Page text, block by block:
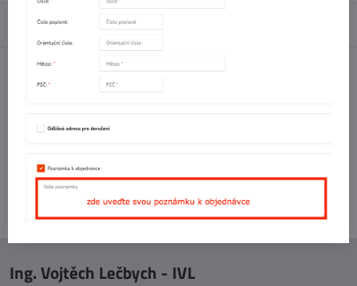
Diskuse 0
Twitter
Potřebujete poradit s objednávkou?
+420 577 523 563
Ing. Vojtěch Lečbych - IVL